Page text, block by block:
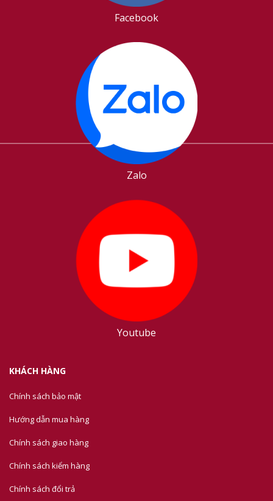
Facebook
Zalo
Youtube
KHÁCH HÀNG
Chính sách bảo mật
Hướng dẫn mua hàng
Chính sách giao hàng
Chính sách kiểm hàng
Chính sách đổi trả